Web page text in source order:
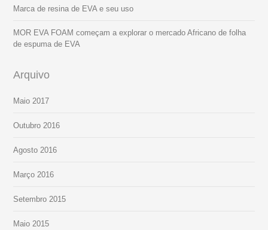
Marca de resina de EVA e seu uso
MOR EVA FOAM começam a explorar o mercado Africano de folha
de espuma de EVA
Arquivo
Maio 2017
Outubro 2016
Agosto 2016
Março 2016
Setembro 2015
Maio 2015